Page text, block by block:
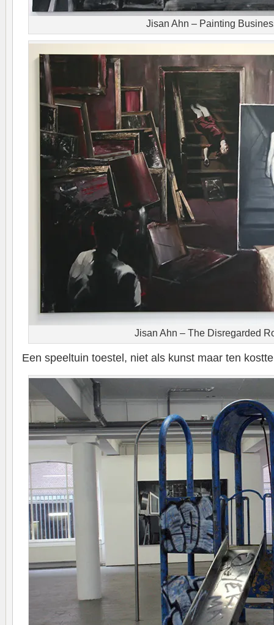
Jisan Ahn – Painting
Jisan Ahn – The Disregarded
Een speeltuin toestel, niet als kunst maar ten